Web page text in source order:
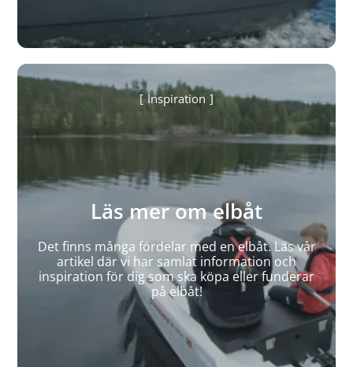
Inspiration
Läs mer om elbåt
Det finns många fördelar med en elbåt. Läs vår
artikel där vi har samlat information och
inspiration för dig som ska köpa eller funderar
på elbåt!